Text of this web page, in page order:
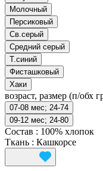
Молочный
Персиковый
Св.серый
Средний серый
Т.синий
Фисташковый
Хаки
возраст, размер (п/обх
07-08 мес; 24-74
09-12 мес; 24-80
Состав : 100% хлопок
Ткань : Кашкорсе